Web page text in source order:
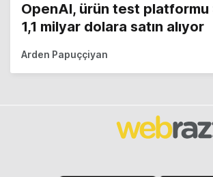
OpenAI, ürün test platformu
1,1 milyar dolara satın alıyor
Arden Papuççiyan